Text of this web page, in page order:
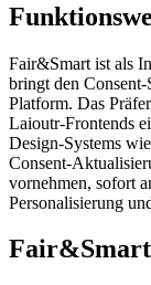
Fair&Smart ist als
bringt den
Platform. Das
Laioutr-Frontends
Design-Systems
Consent-
vornehmen, sofort
Personalisierung